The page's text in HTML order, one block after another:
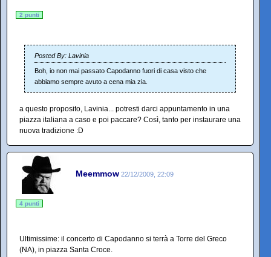
2 punti
Posted By: Lavinia
Boh, io non mai passato Capodanno fuori di casa visto che
abbiamo sempre avuto a cena mia zia.
a questo proposito, Lavinia... potresti darci appuntamento in una
piazza italiana a caso e poi paccare? Così, tanto per instaurare una
nuova tradizione :D
Meemmow 22/12/2009, 22:09
4 punti
Ultimissime: il concerto di Capodanno si terrà a Torre del Greco
(NA), in piazza Santa Croce.